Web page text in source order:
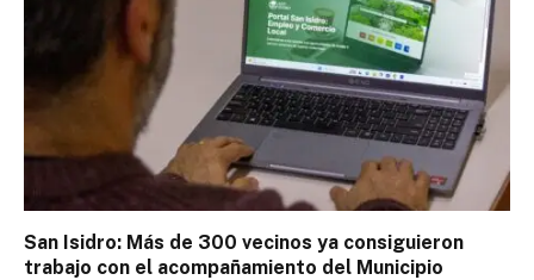
San Isidro: Más de 300 vecinos ya consiguieron
trabajo con el acompañamiento del Municipio